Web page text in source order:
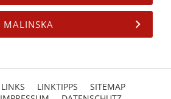
MALINSKA
LINKS LINKTIPPS
SITEMAP